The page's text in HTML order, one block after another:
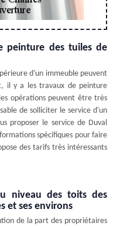
peinture des tuiles de
d'un immeuble peuvent
il y a les travaux de peinture
opérations peuvent être très
de solliciter le service d'un
proposer le service de Duval
spécifiques pour faire
des tarifs très intéressants
niveau des toits des
et ses environs
de la part des propriétaires